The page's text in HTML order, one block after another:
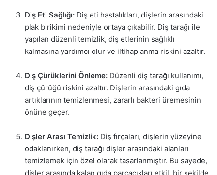
Diş Eti Sağlığı: Diş eti hastalıkları, dişlerin arasındaki
plak birikimi nedeniyle ortaya çıkabilir. Diş tarağı ile
yapılan düzenli temizlik, diş etlerinin sağlıklı
kalmasına yardımcı olur ve iltihaplanma riskini azaltır.
Diş Çürüklerini Önleme: Düzenli diş tarağı kullanımı,
diş çürüğü riskini azaltır. Dişlerin arasındaki gıda
artıklarının temizlenmesi, zararlı bakteri üremesinin
önüne geçer.
Dişler Arası Temizlik: Diş fırçaları, dişlerin yüzeyine
odaklanırken, diş tarağı dişler arasındaki alanları
temizlemek için özel olarak tasarlanmıştır. Bu sayede,
dişler arasında kalan gıda parçacıkları etkili bir şekilde